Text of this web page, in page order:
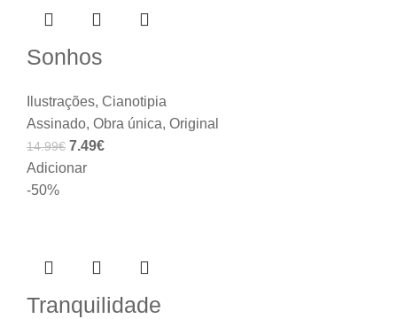
Sonhos
Ilustrações, Cianotipia
Assinado, Obra única, Original
14.99€ 7.49€
Adicionar
-50%
Tranquilidade